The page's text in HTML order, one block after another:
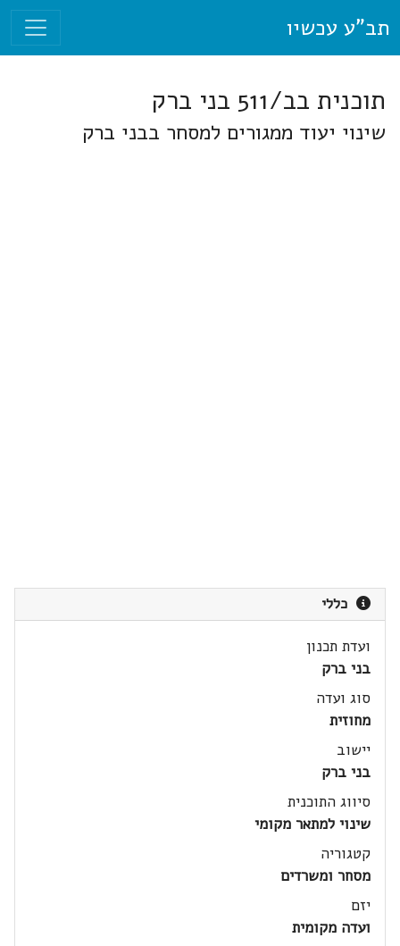
תב"ע עכשיו
תוכנית בב/511 בני ברק
שינוי יעוד ממגורים למסחר בבני ברק
כללי
ועדת תכנון
בני ברק
סוג ועדה
מחוזית
יישוב
בני ברק
סיווג התוכנית
שינוי למתאר מקומי
קטגוריה
מסחר ומשרדים
יזם
ועדה מקומית